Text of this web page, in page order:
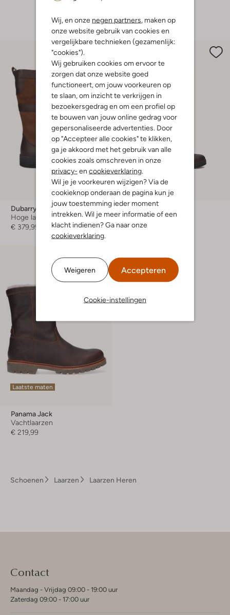
Wij, en onze negen partners, maken op
onze website gebruik van cookies en
vergelijkbare technieken (gezamenlijk:
"cookies").
Wij gebruiken cookies om ervoor te
zorgen dat onze website goed
functioneert, om jouw voorkeuren op
te slaan, om inzicht te verkrijgen in
bezoekersgedrag en om een profiel op
te bouwen van jouw online gedrag voor
gepersonaliseerde advertenties. Door
op "Accepteer alle cookies" te klikken,
ga je akkoord met het gebruik van alle
cookies zoals omschreven in onze
privacy- en cookieverklaring.
Wil je je voorkeuren wijzigen? Via de
cookieknop onderaan de pagina kun je
jouw toestemming ieder moment
intrekken. Wil je meer informatie of een
klacht indienen? Ga naar onze
cookieverklaring.
Weigeren Accepteren
Cookie-instellingen
Dubarry
Hoge laarzen
€ 379,99
Dubarry
Hoge laarzen
€ 429,99
Laatste maten
Panama Jack
Vachtlaarzen
€ 219,99
Schoenen Laarzen Laarzen Heren
Contact
Maandag - Vrijdag 09:00 - 19:00 uur
Zaterdag 09:00 - 17:00 uur